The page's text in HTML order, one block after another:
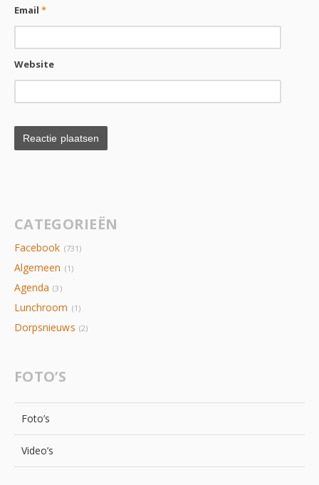
Email*
Website
CATEGORIEËN
Facebook (731)
Algemeen (1)
Agenda (3)
Lunchroom (1)
Dorpsnieuws (2)
FOTO’S
Foto’s
Video’s